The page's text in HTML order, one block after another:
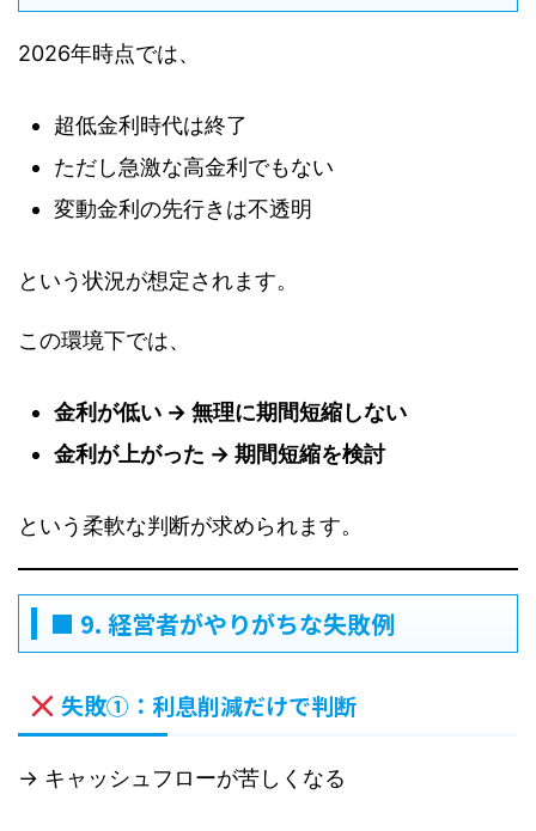
2026年時点では、
超低金利時代は終了
ただし急激な高金利でもない
変動金利の先行きは不透明
という状況が想定されます。
この環境下では、
金利が低い → 無理に期間短縮しない
金利が上がった → 期間短縮を検討
という柔軟な判断が求められます。
■ 9. 経営者がやりがちな失敗例
失敗①：利息削減だけで判断
→ キャッシュフローが苦しくなる